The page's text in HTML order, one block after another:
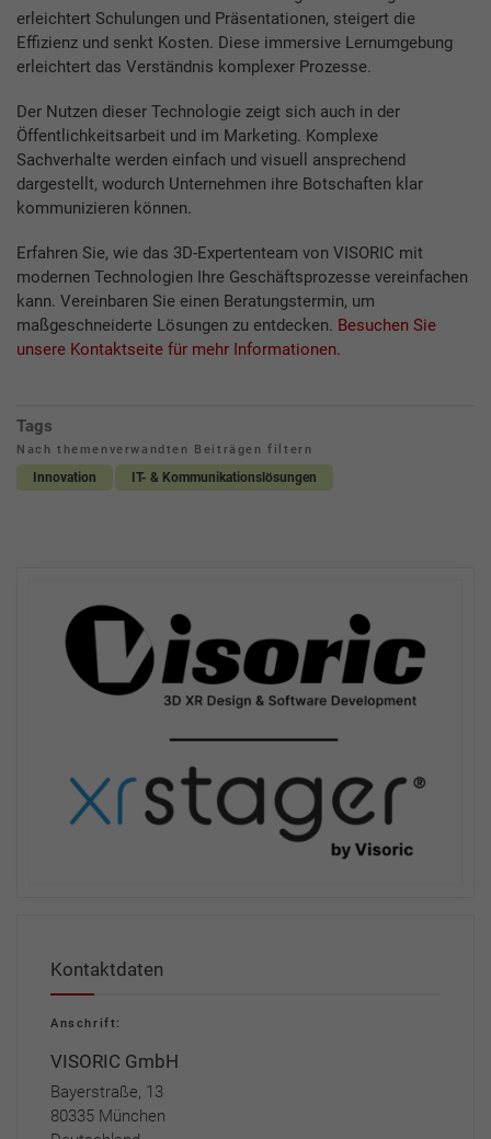
erleichtert Schulungen und Präsentationen, steigert die
Effizienz und senkt Kosten. Diese immersive Lernumgebung
erleichtert das Verständnis komplexer Prozesse.
Der Nutzen dieser Technologie zeigt sich auch in der
Öffentlichkeitsarbeit und im Marketing. Komplexe
Sachverhalte werden einfach und visuell ansprechend
dargestellt, wodurch Unternehmen ihre Botschaften klar
kommunizieren können.
Erfahren Sie, wie das 3D-Expertenteam von VISORIC mit
modernen Technologien Ihre Geschäftsprozesse vereinfachen
kann. Vereinbaren Sie einen Beratungstermin, um
maßgeschneiderte Lösungen zu entdecken. Besuchen Sie
unsere Kontaktseite für mehr Informationen.
Tags
Nach themenverwandten Beiträgen filtern
Innovation IT- & Kommunikationslösungen
Kontaktdaten
Anschrift:
VISORIC GmbH
Bayerstraße, 13
80335 München